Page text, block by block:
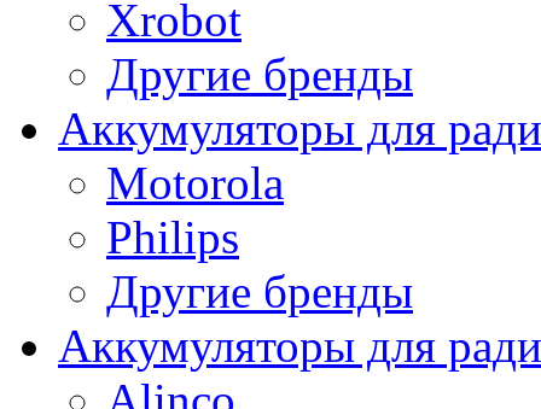
Xrobot
Другие бренды
Аккумуляторы для
Motorola
Philips
Другие бренды
Аккумуляторы для